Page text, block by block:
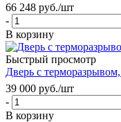
66 248 руб./шт
-
В корзину
Быстрый просмотр
Дверь с
39 000 руб./шт
-
В корзину